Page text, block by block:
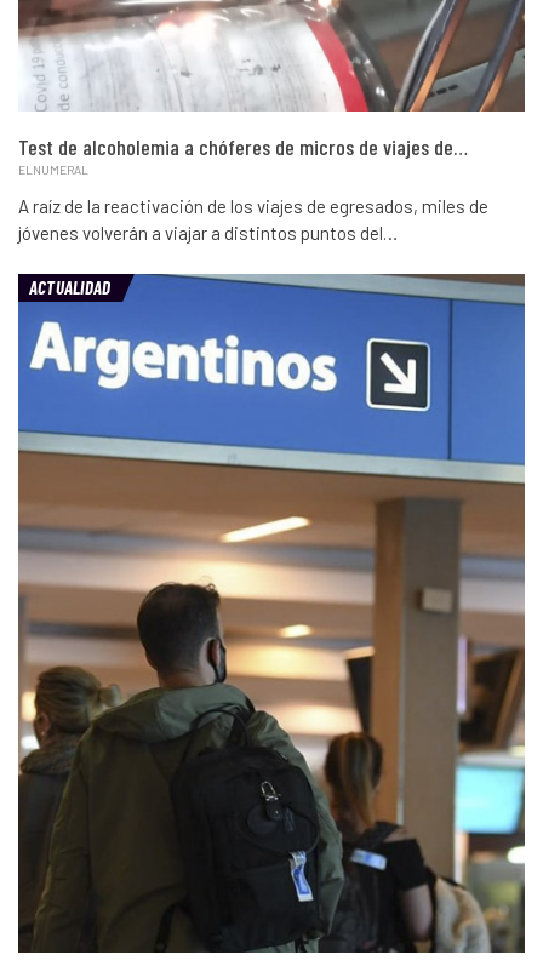
Test de alcoholemia a chóferes de micros de viajes de…
ELNUMERAL
A raíz de la reactivación de los viajes de egresados, miles de
jóvenes volverán a viajar a distintos puntos del…
ACTUALIDAD